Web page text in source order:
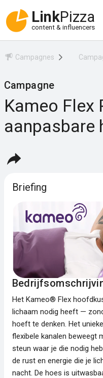
LinkPizza
content & influencers
Campagnes
Campagne
Kameo Flex
aanpasbare
Briefing
Het Kameo® Flex
lichaam nodig heeft —
hoeft te denken. Het
flexibele kanalen beweegt
steun waar je die nodig
de rust en energie die je
nacht. De hoes is